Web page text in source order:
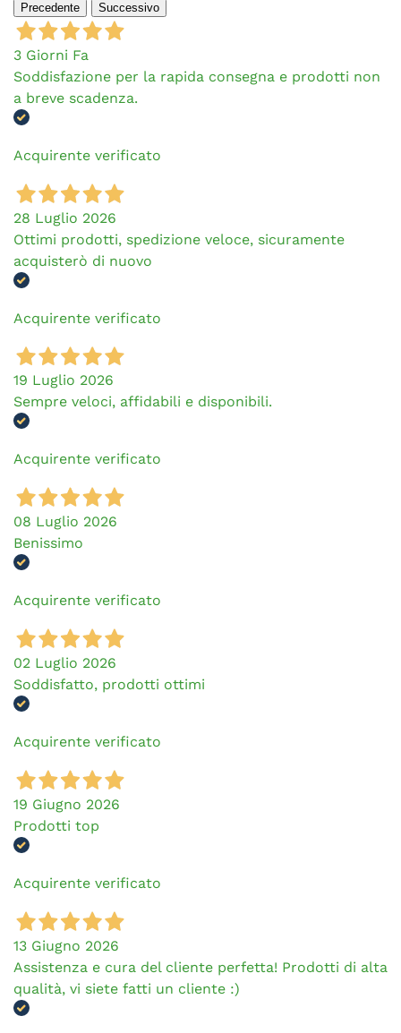
Precedente Successivo
3 Giorni Fa
Soddisfazione per la rapida consegna e prodotti non
a breve scadenza.
Acquirente verificato
28 Luglio 2026
Ottimi prodotti, spedizione veloce, sicuramente
acquisterò di nuovo
Acquirente verificato
19 Luglio 2026
Sempre veloci, affidabili e disponibili.
Acquirente verificato
08 Luglio 2026
Benissimo
Acquirente verificato
02 Luglio 2026
Soddisfatto, prodotti ottimi
Acquirente verificato
19 Giugno 2026
Prodotti top
Acquirente verificato
13 Giugno 2026
Assistenza e cura del cliente perfetta! Prodotti di alta
qualità, vi siete fatti un cliente :)